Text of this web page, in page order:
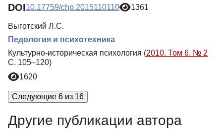
DOI10.17759/chp.2015110110 1361
Выготский Л.С.
Педология и психотехника
Культурно-историческая психология (2010. Том 6. № 2
С. 105–120)
1620
Следующие 6 из 16
Другие публикации автора